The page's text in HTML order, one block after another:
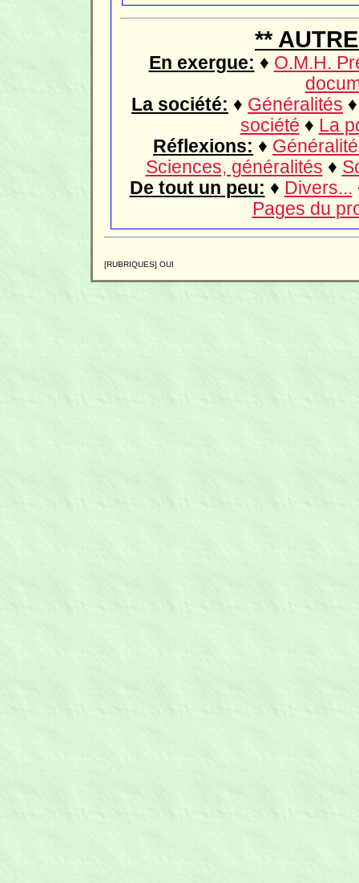
**
En exergue: ♦ O.M.H.
La société: ♦ Généralités
société ♦ La
Réflexions: ♦
Sciences, généralités ♦
De tout un peu: ♦ Divers...
Pages du
[RUBRIQUES] OUI